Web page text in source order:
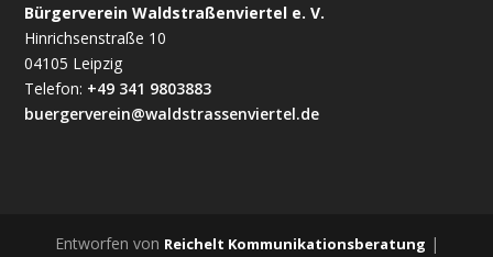
Bürgerverein Waldstraßenviertel e. V.
Hinrichsenstraße 10
04105 Leipzig
Telefon: +49 341 9803883
buergerverein@waldstrassenviertel.de
Entworfen von Reichelt Kommunikationsberatung |